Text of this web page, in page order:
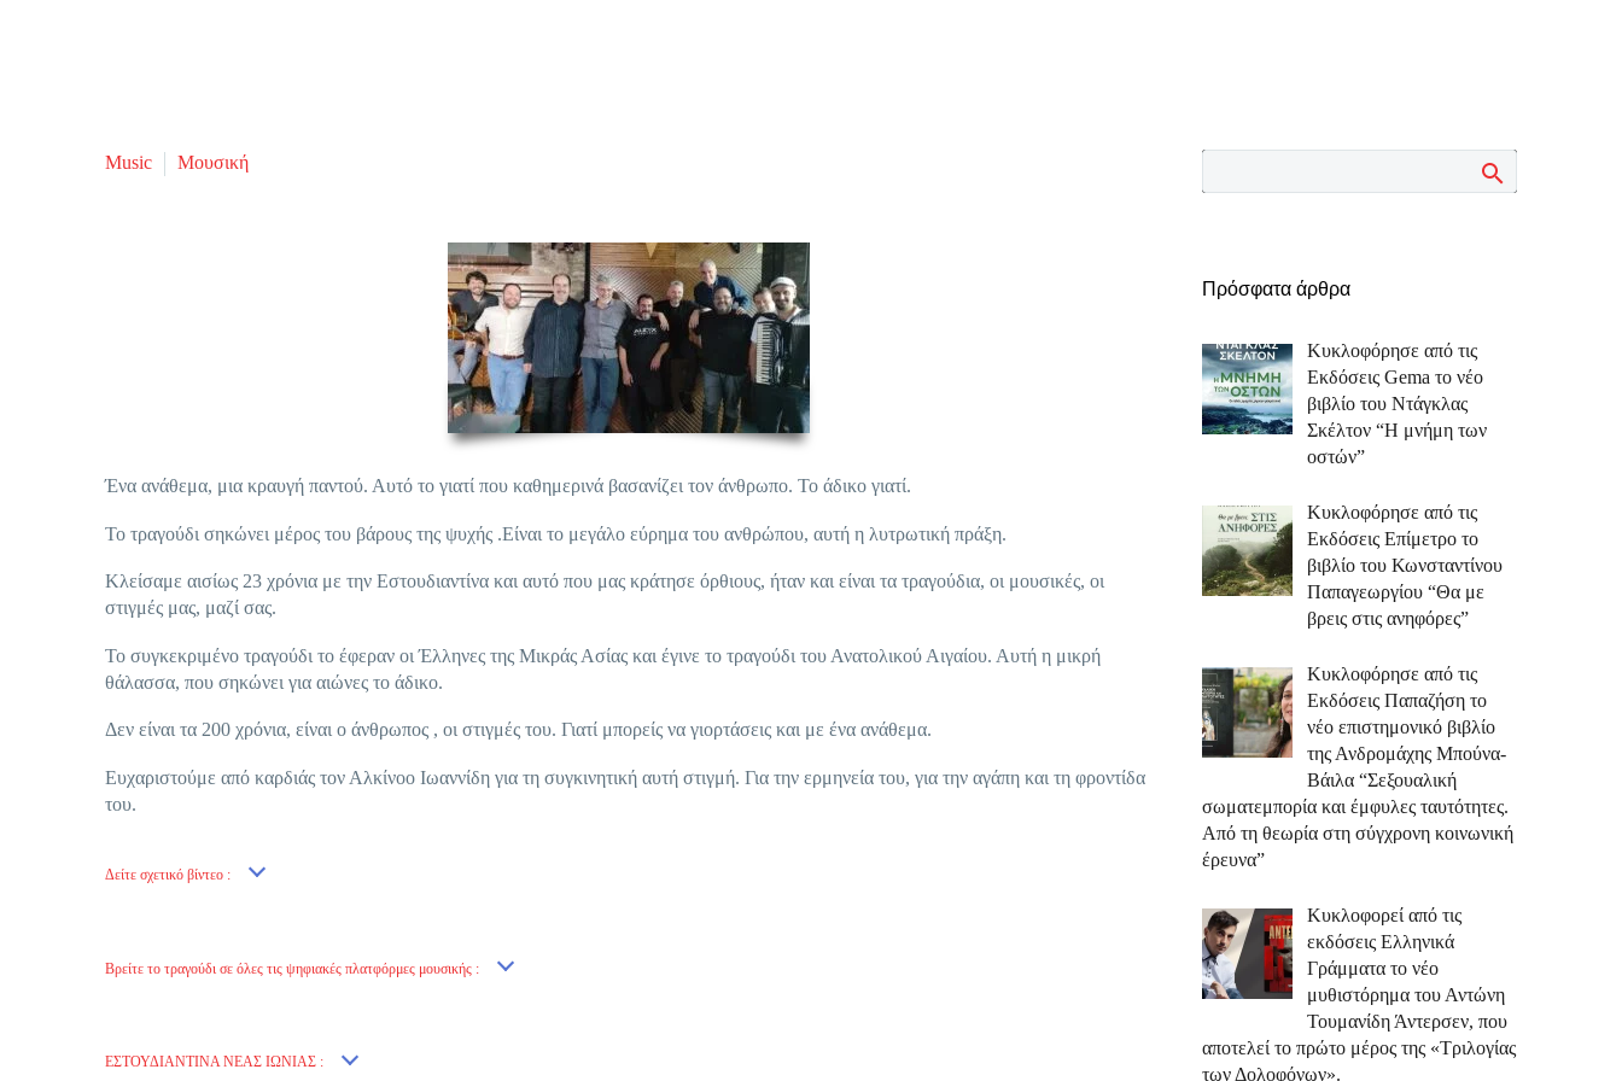
Music Μουσική
Ένα ανάθεμα, μια κραυγή παντού. Αυτό το γιατί που καθημερινά βασανίζει τον άνθρωπο. Το άδικο γιατί.
Το τραγούδι σηκώνει μέρος του βάρους της ψυχής .Είναι το μεγάλο εύρημα του ανθρώπου, αυτή η λυτρωτική πράξη.
Κλείσαμε αισίως 23 χρόνια με την Εστουδιαντίνα και αυτό που μας κράτησε όρθιους, ήταν και είναι τα τραγούδια, οι μουσικές, οι
στιγμές μας, μαζί σας.
Το συγκεκριμένο τραγούδι το έφεραν οι Έλληνες της Μικράς Ασίας και έγινε το τραγούδι του Ανατολικού Αιγαίου. Αυτή η μικρή
θάλασσα, που σηκώνει για αιώνες το άδικο.
Δεν είναι τα 200 χρόνια, είναι ο άνθρωπος , οι στιγμές του. Γιατί μπορείς να γιορτάσεις και με ένα ανάθεμα.
Ευχαριστούμε από καρδιάς τον Αλκίνοο Ιωαννίδη για τη συγκινητική αυτή στιγμή. Για την ερμηνεία του, για την αγάπη και τη φροντίδα
του.
Δείτε σχετικό βίντεο :
Βρείτε το τραγούδι σε όλες τις ψηφιακές πλατφόρμες μουσικής :
ΕΣΤΟΥΔΙΑΝΤΙΝΑ ΝΕΑΣ ΙΩΝΙΑΣ :
Πρόσφατα άρθρα
Κυκλοφόρησε από τις
Εκδόσεις Gema το νέο
βιβλίο του Ντάγκλας
Σκέλτον “Η μνήμη των
οστών”
Κυκλοφόρησε από τις
Εκδόσεις Επίμετρο το
βιβλίο του Κωνσταντίνου
Παπαγεωργίου “Θα με
βρεις στις ανηφόρες”
Κυκλοφόρησε από τις
Εκδόσεις Παπαζήση το
νέο επιστημονικό βιβλίο
της Ανδρομάχης Μπούνα-
Βάιλα “Σεξουαλική
σωματεμπορία και έμφυλες ταυτότητες.
Από τη θεωρία στη σύγχρονη κοινωνική
έρευνα”
Κυκλοφορεί από τις
εκδόσεις Ελληνικά
Γράμματα το νέο
μυθιστόρημα του Αντώνη
Τουμανίδη Άντερσεν, που
αποτελεί το πρώτο μέρος της «Τριλογίας
των Δολοφόνων».